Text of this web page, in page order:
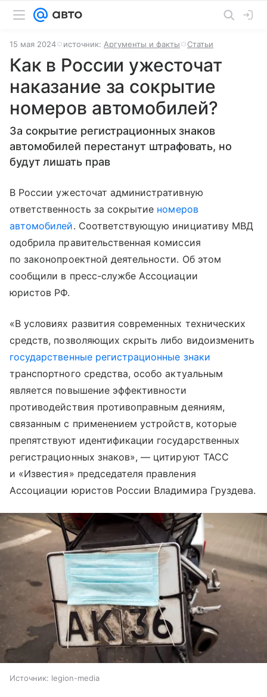
15 мая 2024 источник: Аргументы и факты Статьи
Как в России ужесточат
наказание за сокрытие
номеров автомобилей?
За сокрытие регистрационных знаков
автомобилей перестанут штрафовать, но
будут лишать прав
В России ужесточат административную
ответственность за сокрытие номеров
автомобилей. Соответствующую инициативу МВД
одобрила правительственная комиссия
по законопроектной деятельности. Об этом
сообщили в пресс-службе Ассоциации
юристов РФ.
«В условиях развития современных технических
средств, позволяющих скрыть либо видоизменить
государственные регистрационные знаки
транспортного средства, особо актуальным
является повышение эффективности
противодействия противоправным деяниям,
связанным с применением устройств, которые
препятствуют идентификации государственных
регистрационных знаков», — цитируют ТАСС
и «Известия» председателя правления
Ассоциации юристов России Владимира Груздева.
Источник: legion-media